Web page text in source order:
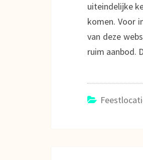
uiteindelijke
komen. Voor
van deze
ruim aanbod.